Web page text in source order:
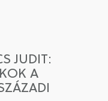
A
JUDIT:
A